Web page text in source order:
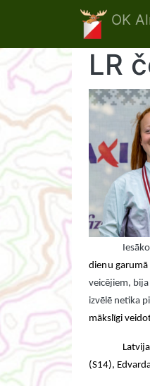
Skip to main content
OK
LR
dienu garumā
veicējiem,
izvēlē netika
mākslīgi
(S14),